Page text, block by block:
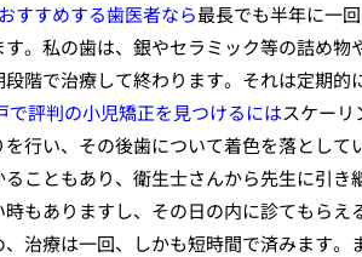
すすめする歯医者なら最長でも半年に一
。私の歯は、銀やセラミック等の詰め
階で治療して終わります。それは定期
で評判の小児矯正を見つけるにはスケーリ
行い、その後歯について着色を落とし
こともあり、衛生士さんから先生に引
もありますし、その日の内に診てもらえ
治療は一回、しかも短時間で済みます